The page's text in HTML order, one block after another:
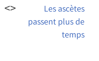
Les ascètes
passent plus de
temps